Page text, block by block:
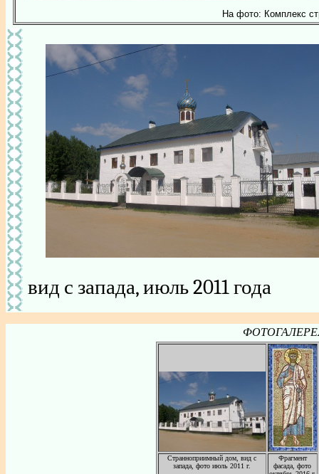
На фото: Комплекс
вид с запада, июль 2011 года
ФОТОГАЛЕРЕЯ:
Странноприимный дом, вид с
запада, фото июль 2011 г.
Фрагмент
фасада, фото